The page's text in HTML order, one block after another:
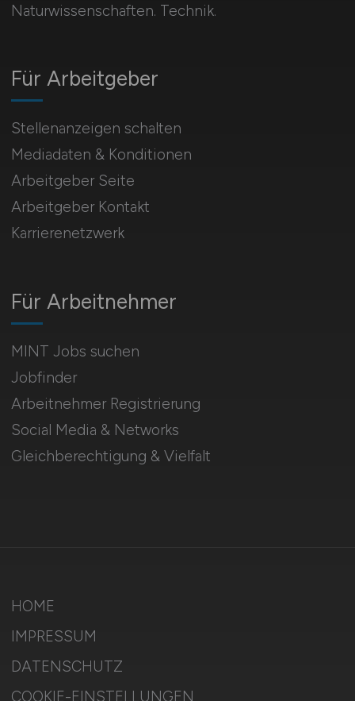
Naturwissenschaften. Technik.
Für Arbeitnehmer
MINT Jobs suchen
Jobfinder
Arbeitnehmer Registrierung
Social Media & Networks
Gleichberechtigung & Vielfalt
Für Arbeitgeber
Stellenanzeigen schalten
Mediadaten & Konditionen
Arbeitgeber Seite
Arbeitgeber Kontakt
Karrierenetzwerk
HOME
IMPRESSUM
DATENSCHUTZ
COOKIE-EINSTELLUNGEN